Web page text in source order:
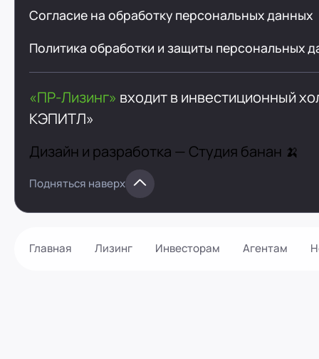
Главная Лизинг Инвесторам Агентам
Согласие на обработку персональных данных
Политика обработки и защиты персональных
«ПР-Лизинг» входит в инвестиционный
КЭПИТЛ»
Дизайн и разработка — Студия банан 🍌
Подняться наверх